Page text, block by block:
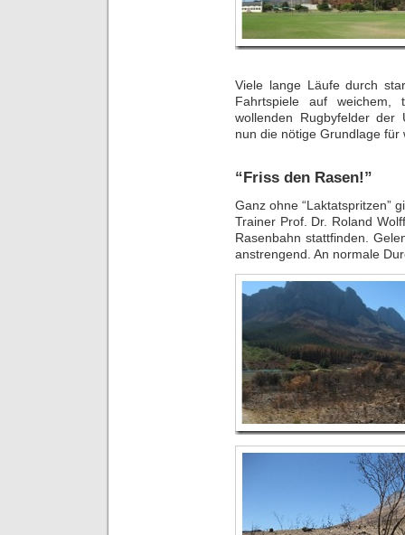
Viele lange Läufe durch
Fahrtspiele auf weichem,
wollenden Rugbyfelder der
nun die nötige Grundlage
“Friss den Rasen!”
Ganz ohne “Laktatspritzen”
Trainer Prof. Dr. Roland
Rasenbahn stattfinden.
anstrengend. An normale